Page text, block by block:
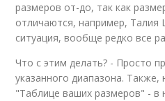
размеров от-до, так как
отличаются, например, Талия
ситуация, вообще редко все
Что с этим делать? - Просто
указанного диапазона.
"Таблице ваших размеров" - в